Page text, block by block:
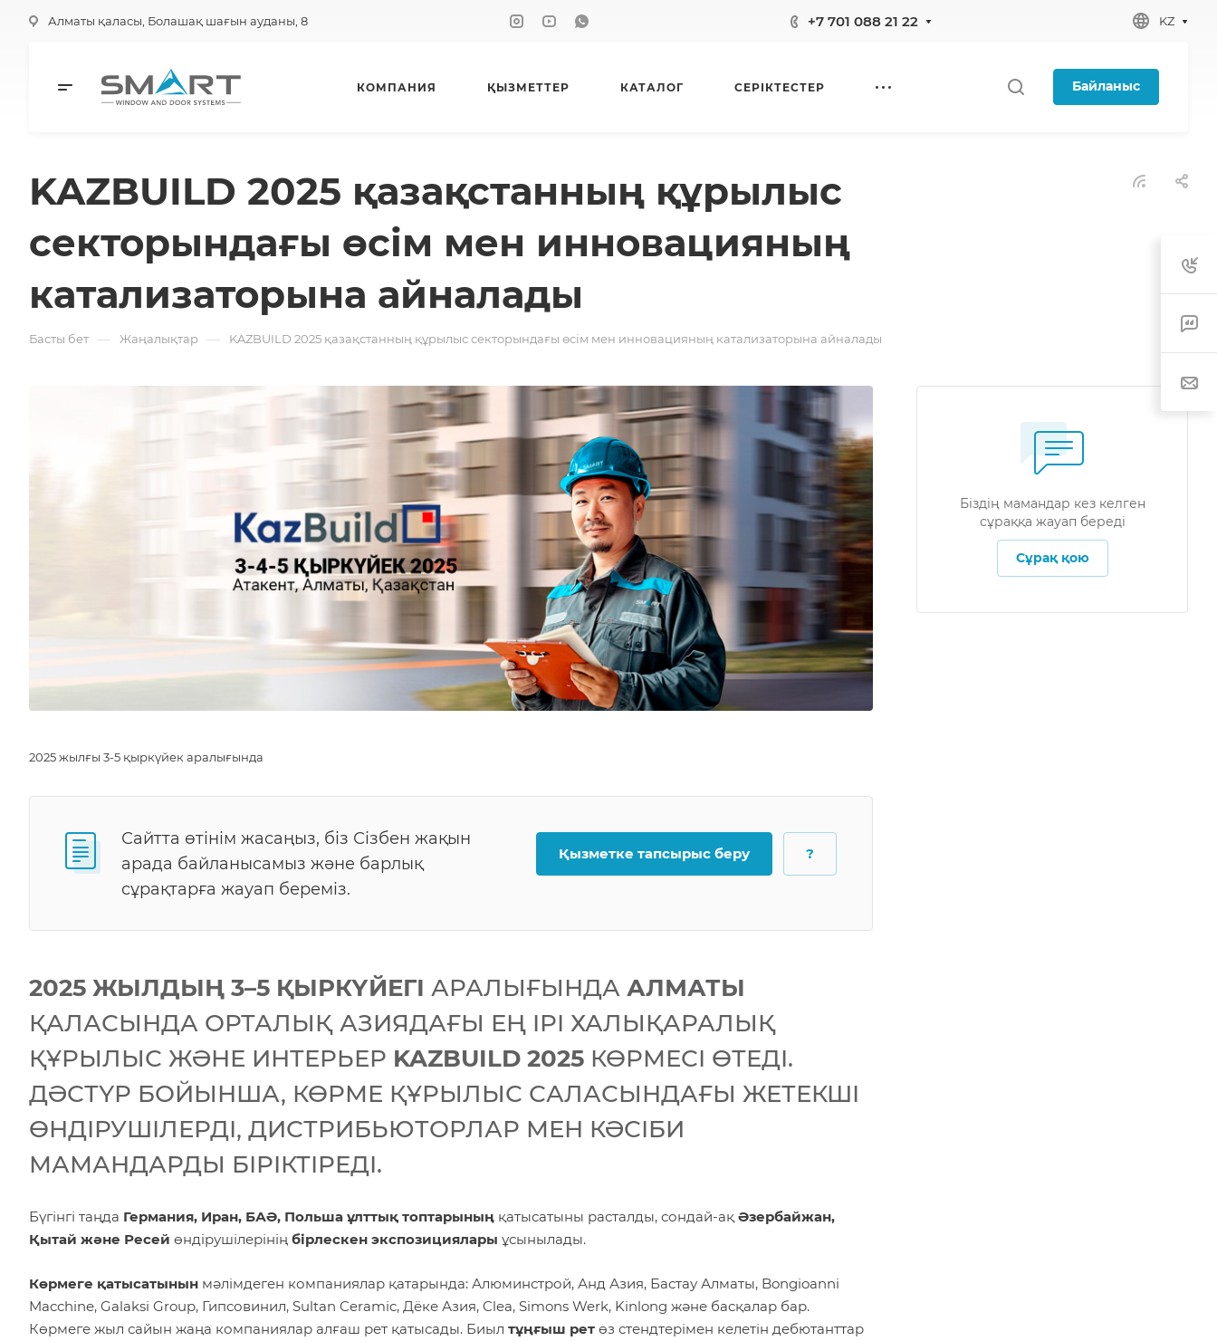
Алматы қаласы, Болашақ шағын ауданы, 8 +7 701 088 21 22 KZ
КОМПАНИЯ ҚЫЗМЕТТЕР КАТАЛОГ СЕРІКТЕСТЕР Байланыс
KAZBUILD 2025 қазақстанның құрылыс
секторындағы өсім мен инновацияның
катализаторына айналады
Басты бет — Жаңалықтар — KAZBUILD 2025 қазақстанның құрылыс секторындағы өсім мен инновацияның катализаторына айналады
2025 жылғы 3-5 қыркүйек аралығында
Сайтта өтінім жасаңыз, біз Сізбен жақын
арада байланысамыз және барлық
сұрақтарға жауап береміз.
Қызметке тапсырыс беру ?
2025 ЖЫЛДЫҢ 3–5 ҚЫРКҮЙЕГІ АРАЛЫҒЫНДА АЛМАТЫ
ҚАЛАСЫНДА ОРТАЛЫҚ АЗИЯДАҒЫ ЕҢ ІРІ ХАЛЫҚАРАЛЫҚ
ҚҰРЫЛЫС ЖӘНЕ ИНТЕРЬЕР KAZBUILD 2025 КӨРМЕСІ ӨТЕДІ.
ДӘСТҮР БОЙЫНША, КӨРМЕ ҚҰРЫЛЫС САЛАСЫНДАҒЫ ЖЕТЕКШІ
ӨНДІРУШІЛЕРДІ, ДИСТРИБЬЮТОРЛАР МЕН КӘСІБИ
МАМАНДАРДЫ БІРІКТІРЕДІ.
Бүгінгі таңда Германия, Иран, БАӘ, Польша ұлттық топтарының қатысатыны расталды, сондай-ақ Әзербайжан,
Қытай және Ресей өндірушілерінің бірлескен экспозициялары ұсынылады.
Көрмеге қатысатынын мәлімдеген компаниялар қатарында: Алюминстрой, Анд Азия, Бастау Алматы, Bongioanni
Macchine, Galaksi Group, Гипсовинил, Sultan Ceramic, Дёке Азия, Clea, Simons Werk, Kinlong және басқалар бар.
Көрмеге жыл сайын жаңа компаниялар алғаш рет қатысады. Биыл тұңғыш рет өз стендтерімен келетін дебютанттар
Біздің мамандар кез келген
сұраққа жауап береді
Сұрақ қою